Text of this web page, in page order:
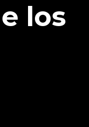
los